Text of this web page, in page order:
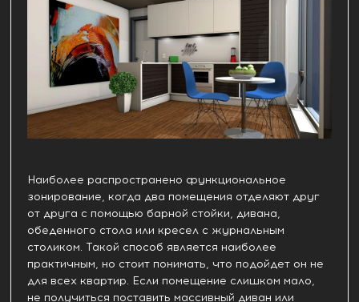
Наиболее распространено функциональное
зонирование, когда два помещения отделяют друг
от друга с помощью барной стойки, дивана,
обеденного стола или кресел с журнальным
столиком. Такой способ является наиболее
практичным, но стоит понимать, что подойдет он не
для всех квартир. Если помещение слишком мало,
не получиться поставить массивный диван или